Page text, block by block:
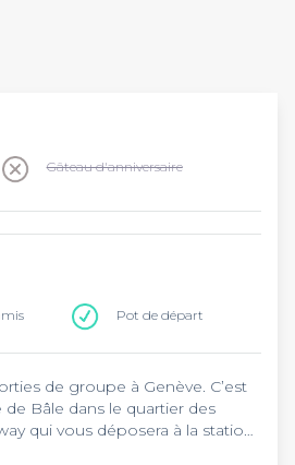
Gâteau d'anniversaire
Pot de départ
de groupe à Genève. C’est
Bâle dans le quartier des
qui vous déposera à la station